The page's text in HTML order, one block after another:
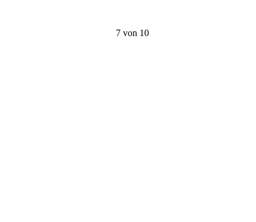
7 von 10